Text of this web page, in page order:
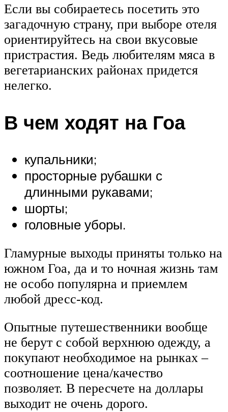
Если вы собираетесь посетить это
загадочную страну, при выборе отеля
ориентируйтесь на свои вкусовые
пристрастия. Ведь любителям мяса в
вегетарианских районах придется
нелегко.
В чем ходят на Гоа
купальники;
просторные рубашки с
длинными рукавами;
шорты;
головные уборы.
Гламурные выходы приняты только на
южном Гоа, да и то ночная жизнь там
не особо популярна и приемлем
любой дресс-код.
Опытные путешественники вообще
не берут с собой верхнюю одежду, а
покупают необходимое на рынках –
соотношение цена/качество
позволяет. В пересчете на доллары
выходит не очень дорого.